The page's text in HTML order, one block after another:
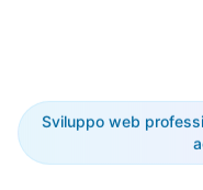
Sviluppo web